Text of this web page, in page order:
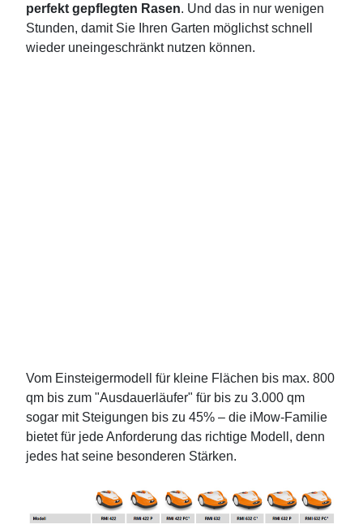
perfekt gepflegten Rasen. Und das in nur wenigen
Stunden, damit Sie Ihren Garten möglichst schnell
wieder uneingeschränkt nutzen können.
Vom Einsteigermodell für kleine Flächen bis max. 800
qm bis zum "Ausdauerläufer" für bis zu 3.000 qm
sogar mit Steigungen bis zu 45% – die iMow-Familie
bietet für jede Anforderung das richtige Modell, denn
jedes hat seine besonderen Stärken.